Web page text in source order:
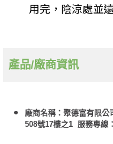
用完，陰涼處並
產品/廠商資訊
廠商名稱：聚德富有限
508號17樓之1 服務專線